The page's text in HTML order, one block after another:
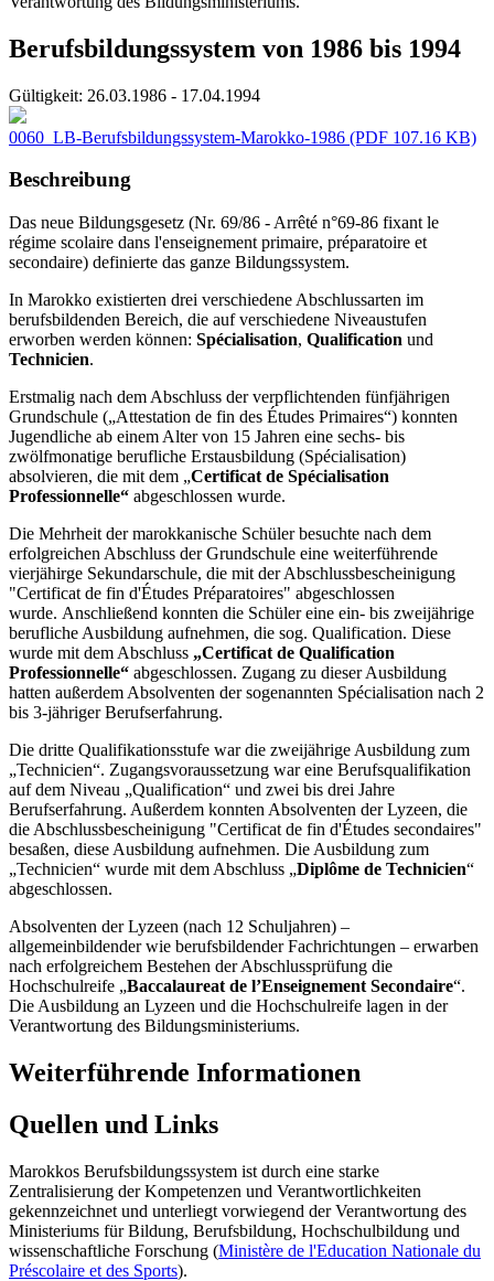
Berufsbildungssystem von 1986 bis 1994
Gültigkeit: 26.03.1986 - 17.04.1994
0060_LB-Berufsbildungssystem-Marokko-1986 (PDF 107.16 KB)
Beschreibung
Das neue Bildungsgesetz (Nr. 69/86 - Arrêté n°69-86 fixant le
régime scolaire dans l'enseignement primaire, préparatoire et
secondaire) definierte das ganze Bildungssystem.
In Marokko existierten drei verschiedene Abschlussarten im
berufsbildenden Bereich, die auf verschiedene Niveaustufen
erworben werden können: Spécialisation, Qualification und
Technicien.
Erstmalig nach dem Abschluss der verpflichtenden fünfjährigen
Grundschule („Attestation de fin des Études Primaires“) konnten
Jugendliche ab einem Alter von 15 Jahren eine sechs- bis
zwölfmonatige berufliche Erstausbildung (Spécialisation)
absolvieren, die mit dem „Certificat de Spécialisation
Professionnelle“ abgeschlossen wurde.
Die Mehrheit der marokkanische Schüler besuchte nach dem
erfolgreichen Abschluss der Grundschule eine weiterführende
vierjähirge Sekundarschule, die mit der Abschlussbescheinigung
"Certificat de fin d'Études Préparatoires" abgeschlossen
wurde. Anschließend konnten die Schüler eine ein- bis zweijährige
berufliche Ausbildung aufnehmen, die sog. Qualification. Diese
wurde mit dem Abschluss „Certificat de Qualification
Professionnelle“ abgeschlossen. Zugang zu dieser Ausbildung
hatten außerdem Absolventen der sogenannten Spécialisation nach 2
bis 3-jähriger Berufserfahrung.
Die dritte Qualifikationsstufe war die zweijährige Ausbildung zum
„Technicien“. Zugangsvoraussetzung war eine Berufsqualifikation
auf dem Niveau „Qualification“ und zwei bis drei Jahre
Berufserfahrung. Außerdem konnten Absolventen der Lyzeen, die
die Abschlussbescheinigung "Certificat de fin d'Études secondaires"
besaßen, diese Ausbildung aufnehmen. Die Ausbildung zum
„Technicien“ wurde mit dem Abschluss „Diplôme de Technicien“
abgeschlossen.
Absolventen der Lyzeen (nach 12 Schuljahren) –
allgemeinbildender wie berufsbildender Fachrichtungen – erwarben
nach erfolgreichem Bestehen der Abschlussprüfung die
Hochschulreife „Baccalaureat de l’Enseignement Secondaire“.
Die Ausbildung an Lyzeen und die Hochschulreife lagen in der
Verantwortung des Bildungsministeriums.
Weiterführende Informationen
Quellen und Links
Marokkos Berufsbildungssystem ist durch eine starke
Zentralisierung der Kompetenzen und Verantwortlichkeiten
gekennzeichnet und unterliegt vorwiegend der Verantwortung des
Ministeriums für Bildung, Berufsbildung, Hochschulbildung und
wissenschaftliche Forschung (Ministère de l'Education Nationale du
Préscolaire et des Sports).